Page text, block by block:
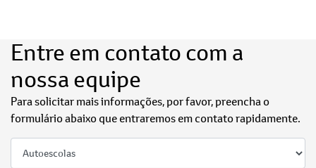
Entre em contato com a
nossa equipe
Para solicitar mais informações, por favor, preencha o
formulário abaixo que entraremos em contato rapidamente.